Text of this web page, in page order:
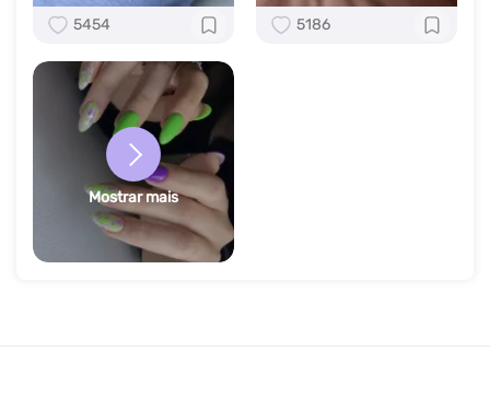
5454 5186
Mostrar mais